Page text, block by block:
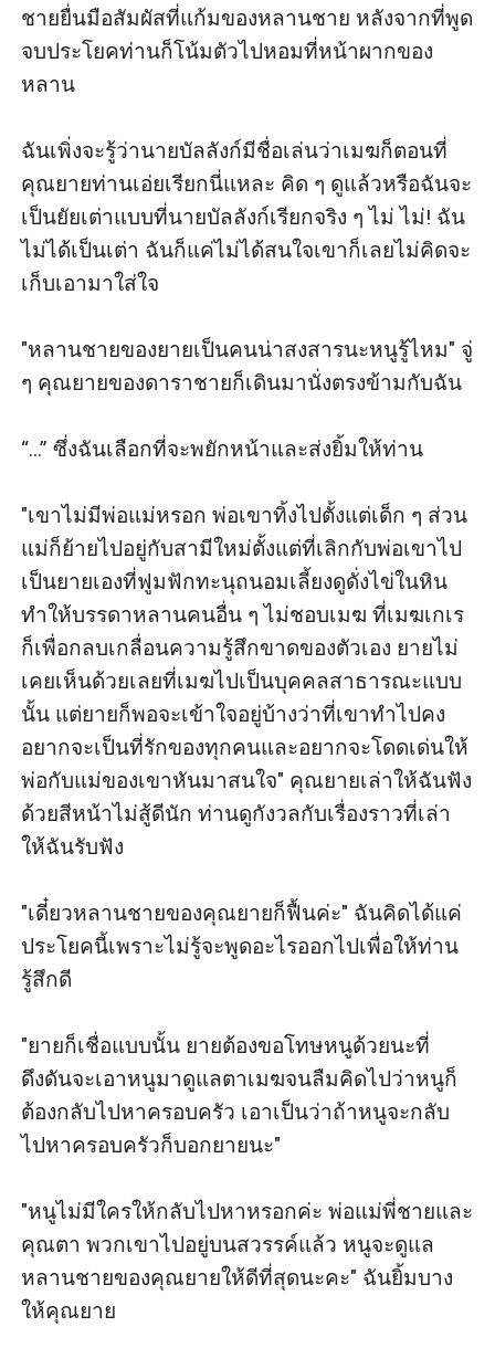
ชายยื่นมือสัมผัสที่แก้มของหลานชาย หลังจากที่พูด
จบประโยคท่านก็โน้มตัวไปหอมที่หน้าผากของ
หลาน
ฉันเพิ่งจะรู้ว่านายบัลลังก์มีชื่อเล่นว่าเมฆก็ตอนที่
คุณยายท่านเอ่ยเรียกนี่แหละ คิด ๆ ดูแล้วหรือฉันจะ
เป็นยัยเต่าแบบที่นายบัลลังก์เรียกจริง ๆ ไม่ ไม่! ฉัน
ไม่ได้เป็นเต่า ฉันก็แค่ไม่ได้สนใจเขาก็เลยไม่คิดจะ
เก็บเอามาใส่ใจ
"หลานชายของยายเป็นคนน่าสงสารนะหนูรู้ไหม" จู่
ๆ คุณยายของดาราชายก็เดินมานั่งตรงข้ามกับฉัน
“...” ซึ่งฉันเลือกที่จะพยักหน้าและส่งยิ้มให้ท่าน
"เขาไม่มีพ่อแม่หรอก พ่อเขาทิ้งไปตั้งแต่เด็ก ๆ ส่วน
แม่ก็ย้ายไปอยู่กับสามีใหม่ตั้งแต่ที่เลิกกับพ่อเขาไป
เป็นยายเองที่ฟูมฟักทะนุถนอมเลี้ยงดูดั่งไข่ในหิน
ทำให้บรรดาหลานคนอื่น ๆ ไม่ชอบเมฆ ที่เมฆเกเร
ก็เพื่อกลบเกลื่อนความรู้สึกขาดของตัวเอง ยายไม่
เคยเห็นด้วยเลยที่เมฆไปเป็นบุคคลสาธารณะแบบ
นั้น แต่ยายก็พอจะเข้าใจอยู่บ้างว่าที่เขาทำไปคง
อยากจะเป็นที่รักของทุกคนและอยากจะโดดเด่นให้
พ่อกับแม่ของเขาหันมาสนใจ" คุณยายเล่าให้ฉันฟัง
ด้วยสีหน้าไม่สู้ดีนัก ท่านดูกังวลกับเรื่องราวที่เล่า
ให้ฉันรับฟัง
"เดี๋ยวหลานชายของคุณยายก็ฟื้นค่ะ" ฉันคิดได้แค่
ประโยคนี้เพราะไม่รู้จะพูดอะไรออกไปเพื่อให้ท่าน
รู้สึกดี
"ยายก็เชื่อแบบนั้น ยายต้องขอโทษหนูด้วยนะที่
ดึงดันจะเอาหนูมาดูแลตาเมฆจนลืมคิดไปว่าหนูก็
ต้องกลับไปหาครอบครัว เอาเป็นว่าถ้าหนูจะกลับ
ไปหาครอบครัวก็บอกยายนะ"
"หนูไม่มีใครให้กลับไปหาหรอกค่ะ พ่อแม่พี่ชายและ
คุณตา พวกเขาไปอยู่บนสวรรค์แล้ว หนูจะดูแล
หลานชายของคุณยายให้ดีที่สุดนะคะ" ฉันยิ้มบาง
ให้คุณยาย